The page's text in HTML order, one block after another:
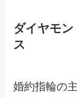
ダイヤモ
ス
婚約指輪の